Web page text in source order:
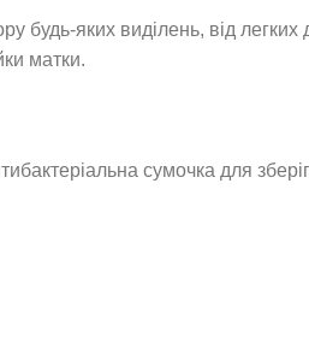
будь-яких виділень, від легких
матки.
сумочка для